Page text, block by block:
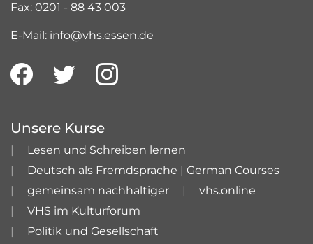
Fax: 0201 - 88 43 003
E-Mail: info@vhs.essen.de
Unsere Kurse
Lesen und Schreiben lernen
Deutsch als Fremdsprache | German Courses
gemeinsam nachhaltiger
vhs.online
VHS im Kulturforum
Politik und Gesellschaft